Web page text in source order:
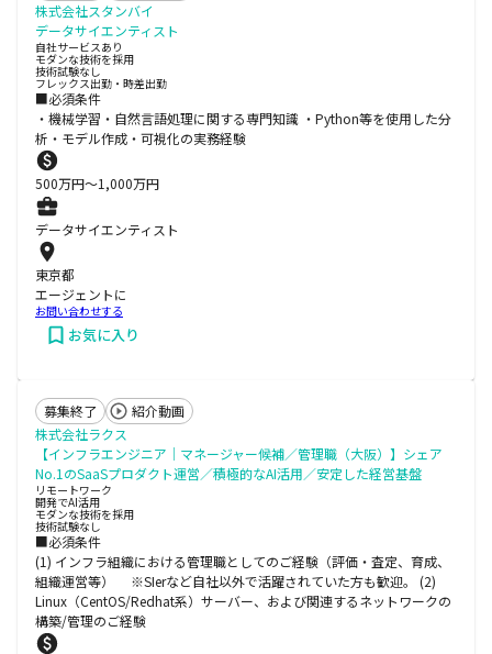
株式会社スタンバイ
データサイエンティスト
自社サービスあり
モダンな技術を採用
技術試験なし
フレックス出勤・時差出勤
■必須条件
・機械学習・自然言語処理に関する専門知識 ・Python等を使用した分
析・モデル作成・可視化の実務経験
500万円〜1,000万円
データサイエンティスト
東京都
エージェントに
お問い合わせする
お気に入り
募集終了
紹介動画
株式会社ラクス
【インフラエンジニア｜マネージャー候補／管理職（大阪）】シェア
No.1のSaaSプロダクト運営／積極的なAI活用／安定した経営基盤
リモートワーク
開発でAI活用
モダンな技術を採用
技術試験なし
■必須条件
(1) インフラ組織における管理職としてのご経験（評価・査定、育成、
組織運営等） ※SIerなど自社以外で活躍されていた方も歓迎。 (2)
Linux（CentOS/Redhat系）サーバー、および関連するネットワークの
構築/管理のご経験